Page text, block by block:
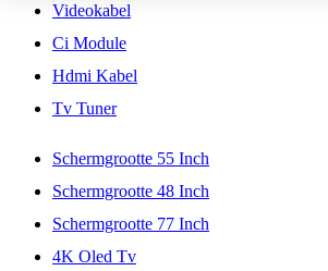
Videokabel
Ci Module
Hdmi Kabel
Tv Tuner
Schermgrootte 55 Inch
Schermgrootte 48 Inch
Schermgrootte 77 Inch
4K Oled Tv